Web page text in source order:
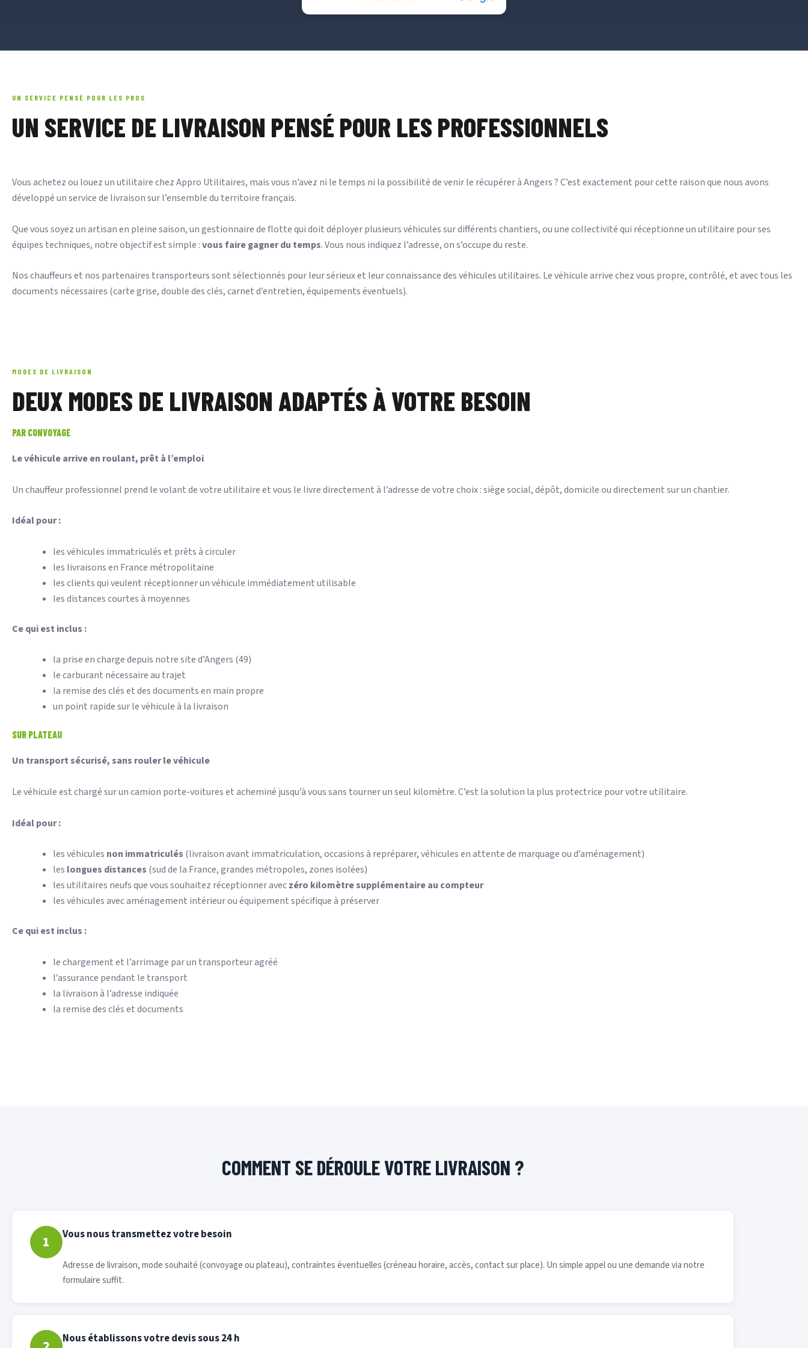
UN SERVICE PENSÉ POUR LES PROS
UN SERVICE DE LIVRAISON PENSÉ POUR LES PROFESSIONNELS
Vous achetez ou louez un utilitaire chez Appro Utilitaires, mais vous n’avez ni le temps ni la possibilité de venir le récupérer à Angers ? C’est exactement pour cette raison que nous avons
développé un service de livraison sur l’ensemble du territoire français.
Que vous soyez un artisan en pleine saison, un gestionnaire de flotte qui doit déployer plusieurs véhicules sur différents chantiers, ou une collectivité qui réceptionne un utilitaire pour ses
équipes techniques, notre objectif est simple :vous faire gagner du temps. Vous nous indiquez l’adresse, on s’occupe du reste.
Nos chauffeurs et nos partenaires transporteurs sont sélectionnés pour leur sérieux et leur connaissance des véhicules utilitaires. Le véhicule arrive chez vous propre, contrôlé, et avec tous les
documents nécessaires (carte grise, double des clés, carnet d’entretien, équipements éventuels).
MODES DE LIVRAISON
DEUX MODES DE LIVRAISON ADAPTÉS À VOTRE BESOIN
PAR CONVOYAGE
Le véhicule arrive en roulant, prêt à l’emploi
Un chauffeur professionnel prend le volant de votre utilitaire et vous le livre directement à l’adresse de votre choix : siège social, dépôt, domicile ou directement sur un chantier.
Idéal pour :
les véhicules immatriculés et prêts à circuler
les livraisons en France métropolitaine
les clients qui veulent réceptionner un véhicule immédiatement utilisable
les distances courtes à moyennes
Ce qui est inclus :
la prise en charge depuis notre site d’Angers (49)
le carburant nécessaire au trajet
la remise des clés et des documents en main propre
un point rapide sur le véhicule à la livraison
SUR PLATEAU
Un transport sécurisé, sans rouler le véhicule
Le véhicule est chargé sur un camion porte-voitures et acheminé jusqu’à vous sans tourner un seul kilomètre. C’est la solution la plus protectrice pour votre utilitaire.
Idéal pour :
les véhicules non immatriculés (livraison avant immatriculation, occasions à repréparer, véhicules en attente de marquage ou d’aménagement)
les longues distances (sud de la France, grandes métropoles, zones isolées)
les utilitaires neufs que vous souhaitez réceptionner aveczéro kilomètre supplémentaire au compteur
les véhicules avec aménagement intérieur ou équipement spécifique à préserver
Ce qui est inclus :
le chargement et l’arrimage par un transporteur agréé
l’assurance pendant le transport
la livraison à l’adresse indiquée
la remise des clés et documents
COMMENT SE DÉROULE VOTRE LIVRAISON ?
1 Vous nous transmettez votre besoin
Adresse de livraison, mode souhaité (convoyage ou plateau), contraintes éventuelles (créneau horaire, accès, contact sur place). Un simple appel ou une demande via notre
formulaire suffit.
Nous établissons votre devis sous 24 h